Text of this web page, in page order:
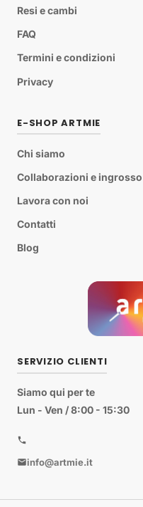
Resi e cambi
FAQ
Termini e condizioni
Privacy
E-SHOP ARTMIE
Chi siamo
Collaborazioni e ingrosso
Lavora con noi
Contatti
Blog
SERVIZIO CLIENTI
Siamo qui per te
Lun - Ven / 8:00 - 15:30
info@artmie.it